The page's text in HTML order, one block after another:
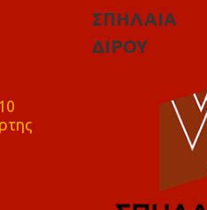
ΣΠΗΛΑΙΑ
ΔΙΡΟΥ